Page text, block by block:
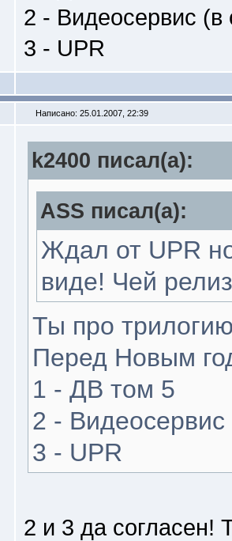
2 - Видеосервис (в
3 - UPR
Написано: 25.01.2007, 22:39
k2400 писал(a):
ASS писал(a):
Ждал от UPR
виде! Чей
Ты про
Перед Новым
1 - ДВ том 5
2 - Видеосервис
3 - UPR
2 и 3 да согласен!